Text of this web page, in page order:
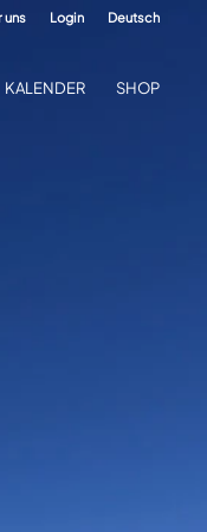
uns Login Deutsch
KALENDER SHOP